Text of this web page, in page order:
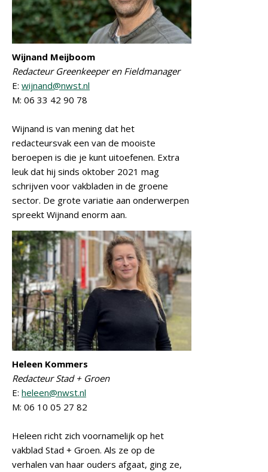
Wijnand Meijboom
Redacteur Greenkeeper en Fieldmanager
E: wijnand@nwst.nl
M: 06 33 42 90 78
Wijnand is van mening dat het
redacteursvak een van de mooiste
beroepen is die je kunt uitoefenen. Extra
leuk dat hij sinds oktober 2021 mag
schrijven voor vakbladen in de groene
sector. De grote variatie aan onderwerpen
spreekt Wijnand enorm aan.
Heleen Kommers
Redacteur Stad + Groen
E: heleen@nwst.nl
M: 06 10 05 27 82
Heleen richt zich voornamelijk op het
vakblad Stad + Groen. Als ze op de
verhalen van haar ouders afgaat, ging ze,